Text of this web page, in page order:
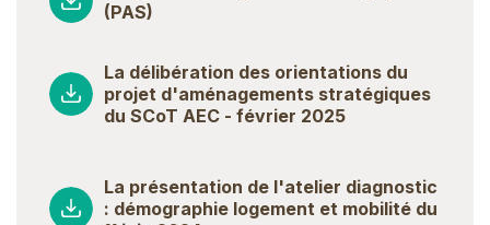
(PAS)
La délibération des orientations du
projet d'aménagements stratégiques
du SCoT AEC - février 2025
La présentation de l'atelier diagnostic
: démographie logement et mobilité du